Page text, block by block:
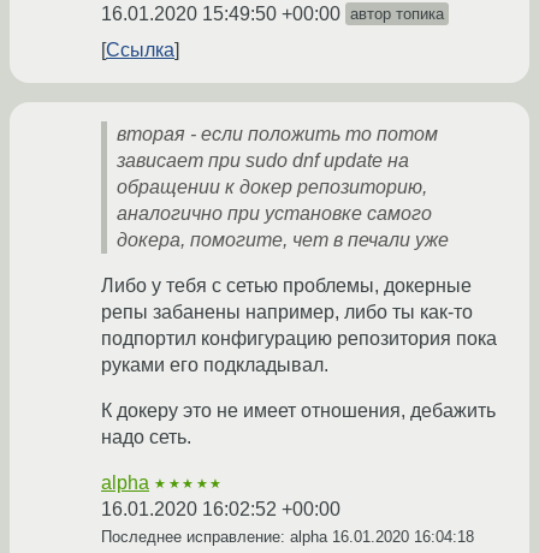
16.01.2020 15:49:50 +00:00 автор топика
Ссылка
вторая - если положить то потом
зависает при sudo dnf update на
обращении к докер репозиторию,
аналогично при установке самого
докера, помогите, чет в печали уже
Либо у тебя с сетью проблемы, докерные
репы забанены например, либо ты как-то
подпортил конфигурацию репозитория пока
руками его подкладывал.
К докеру это не имеет отношения, дебажить
надо сеть.
alpha ★★★★★
16.01.2020 16:02:52 +00:00
Последнее исправление: alpha 16.01.2020 16:04:18